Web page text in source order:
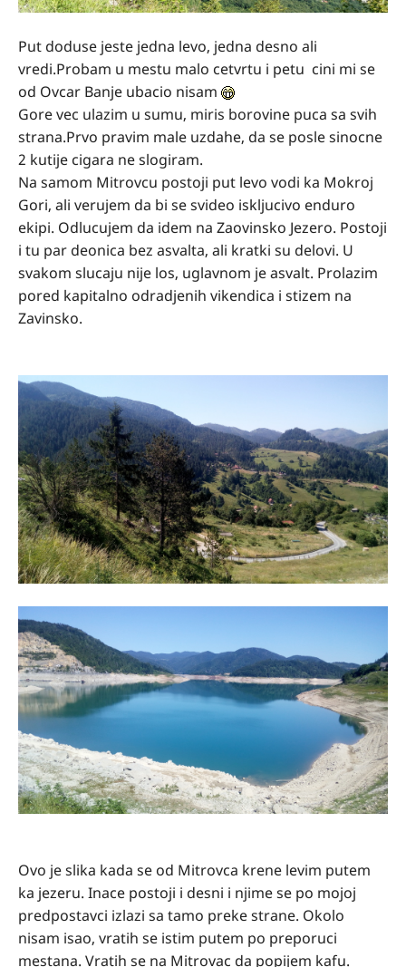
Put doduse jeste jedna levo, jedna desno ali
vredi.Probam u mestu malo cetvrtu i petu cini mi se
od Ovcar Banje ubacio nisam
Gore vec ulazim u sumu, miris borovine puca sa svih
strana.Prvo pravim male uzdahe, da se posle sinocne
2 kutije cigara ne slogiram.
Na samom Mitrovcu postoji put levo vodi ka Mokroj
Gori, ali verujem da bi se svideo iskljucivo enduro
ekipi. Odlucujem da idem na Zaovinsko Jezero. Postoji
i tu par deonica bez asvalta, ali kratki su delovi. U
svakom slucaju nije los, uglavnom je asvalt. Prolazim
pored kapitalno odradjenih vikendica i stizem na
Zavinsko.
Ovo je slika kada se od Mitrovca krene levim putem
ka jezeru. Inace postoji i desni i njime se po mojoj
predpostavci izlazi sa tamo preke strane. Okolo
nisam isao, vratih se istim putem po preporuci
mestana. Vratih se na Mitrovac da popijem kafu.